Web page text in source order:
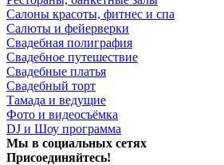
Салоны красоты, фитнес и спа
Салюты и фейерверки
Свадебная полиграфия
Свадебное путешествие
Свадебные платья
Свадебный торт
Тамада и ведущие
Фото и видеосъёмка
DJ и Шоу программа
Мы в социальных сетях
Присоединяйтесь!